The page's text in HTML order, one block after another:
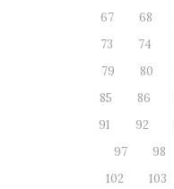
67
68
73
74
79
80
85
86
91
92
97
98
102
103